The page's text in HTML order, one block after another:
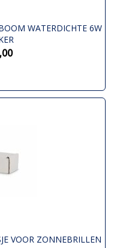
WATERDICHTE 6W
VOOR ZONNEBRILLEN